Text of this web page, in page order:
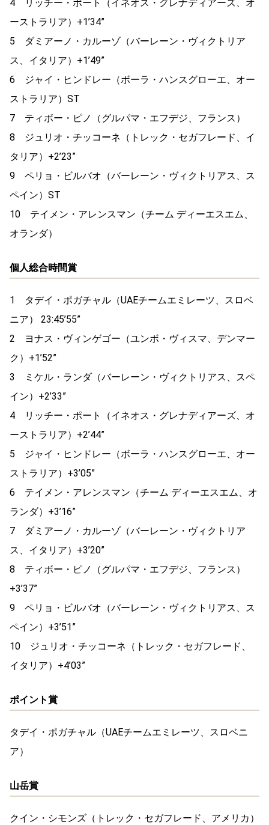
4 リッチー・ポート（イネオス・グレナディアーズ、オ
ーストラリア） +1’34”
5 ダミアーノ・カルーゾ（バーレーン・ヴィクトリア
ス、イタリア） +1’49”
6 ジャイ・ヒンドレー（ボーラ・ハンスグローエ、オー
ストラリア） ST
7 ティボー・ピノ（グルパマ・エフデジ、フランス）
8 ジュリオ・チッコーネ（トレック・セガフレード、イ
タリア） +2’23”
9 ペリョ・ビルバオ（バーレーン・ヴィクトリアス、ス
ペイン） ST
10 テイメン・アレンスマン（チーム ディーエスエム、
オランダ）
個人総合時間賞
1 タデイ・ポガチャル（UAEチームエミレーツ、スロベ
ニア）
23:45’55”
2 ヨナス・ヴィンゲゴー（ユンボ・ヴィスマ、デンマー
ク） +1’52”
3
ミケル・ランダ（バーレーン・ヴィクトリアス、スペ
イン） +2’33”
4 リッチー・ポート（イネオス・グレナディアーズ、オ
ーストラリア） +2’44”
5 ジャイ・ヒンドレー（ボーラ・ハンスグローエ、オー
ストラリア） +3’05”
6 テイメン・アレンスマン（チーム ディーエスエム、オ
ランダ） +3’16”
7 ダミアーノ・カルーゾ（バーレーン・ヴィクトリア
ス、イタリア） +3’20”
8 ティボー・ピノ（グルパマ・エフデジ、フランス）
+3’37”
9 ペリョ・ビルバオ（バーレーン・ヴィクトリアス、ス
ペイン） +3’51”
10 ジュリオ・チッコーネ（トレック・セガフレード、
イタリア） +4’03”
ポイント賞
タデイ・ポガチャル（UAEチームエミレーツ、スロベニ
ア）
山岳賞
クイン・シモンズ（トレック・セガフレード、アメリカ）